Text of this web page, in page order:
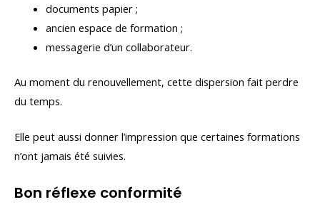
documents papier ;
ancien espace de formation ;
messagerie d’un collaborateur.
Au moment du renouvellement, cette dispersion fait perdre
du temps.
Elle peut aussi donner l’impression que certaines formations
n’ont jamais été suivies.
Bon réflexe conformité